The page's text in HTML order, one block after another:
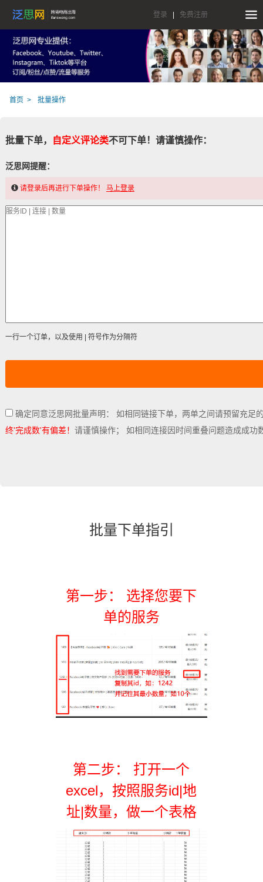
登录 免费注册
首页 批量操作
批量下单， 自定义评论类不可下单！请谨慎操作：
泛思网提醒：
请登录后再进行下单操作！ 马上登录
一行一个订单，以及使用 | 符号作为分隔符
确定同意泛思网批量声明： 如相同链接下单，两单之间请预留充
终'完成数'有偏差！ 请谨慎操作； 如相同连接因时间重叠问题造成成
批量下单指引
第一步： 选择您要下
单的服务
第二步： 打开一个
excel，按照服务id|地
址|数量，做一个表格